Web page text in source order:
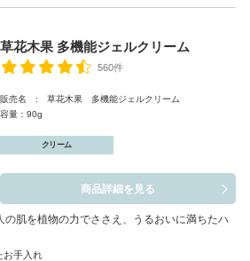
草花木果 多機能ジェルクリーム
560件
販売名 : 草花木果 多機能ジェルクリーム
容量：90g
クリーム
商品詳細を見る
の肌を植物の力でささえ、うるおいに満ちたハ
お手入れ